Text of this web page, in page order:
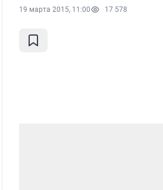
19 марта 2015, 11:00 17 578